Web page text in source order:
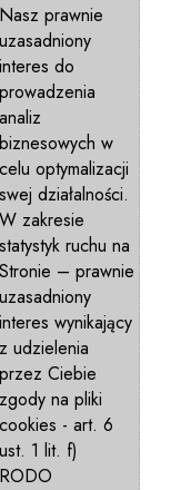
Nasz prawnie
uzasadniony
interes do
prowadzenia
analiz
biznesowych w
celu optymalizacji
swej działalności.
W zakresie
statystyk ruchu na
Stronie – prawnie
uzasadniony
interes wynikający
z udzielenia
przez Ciebie
zgody na pliki
cookies - art. 6
ust. 1 lit. f)
RODO